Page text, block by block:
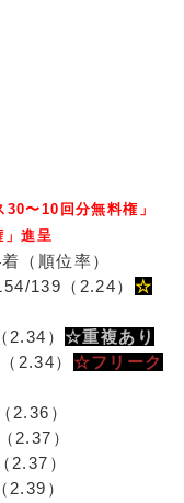
〜10回分無料権」
」進呈
順位率）
139（2.24） ☆
） ☆重複あり
2.34） ☆フリーク
）
）
）
）